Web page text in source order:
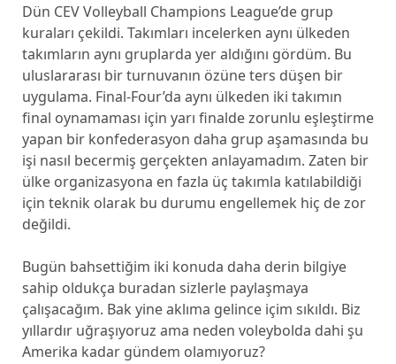
Dün CEV Volleyball Champions League’de grup
kuraları çekildi. Takımları incelerken aynı ülkeden
takımların aynı gruplarda yer aldığını gördüm. Bu
uluslararası bir turnuvanın özüne ters düşen bir
uygulama. Final-Four’da aynı ülkeden iki takımın
final oynamaması için yarı finalde zorunlu eşleştirme
yapan bir konfederasyon daha grup aşamasında bu
işi nasıl becermiş gerçekten anlayamadım. Zaten bir
ülke organizasyona en fazla üç takımla katılabildiği
için teknik olarak bu durumu engellemek hiç de zor
değildi.
Bugün bahsettiğim iki konuda daha derin bilgiye
sahip oldukça buradan sizlerle paylaşmaya
çalışacağım. Bak yine aklıma gelince içim sıkıldı. Biz
yıllardır uğraşıyoruz ama neden voleybolda dahi şu
Amerika kadar gündem olamıyoruz?